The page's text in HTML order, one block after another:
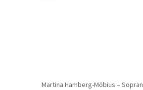
Martina Hamberg-Möbius – Sopran